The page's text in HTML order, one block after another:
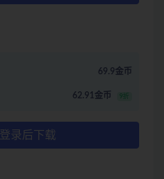
69.9金币
62.91金币 9折
登录后下载